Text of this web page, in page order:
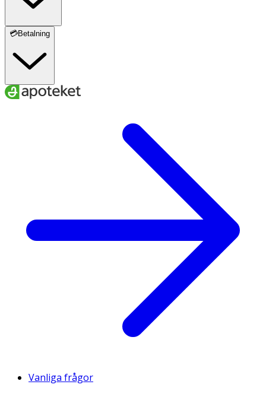
💳Betalning
Vanliga frågor